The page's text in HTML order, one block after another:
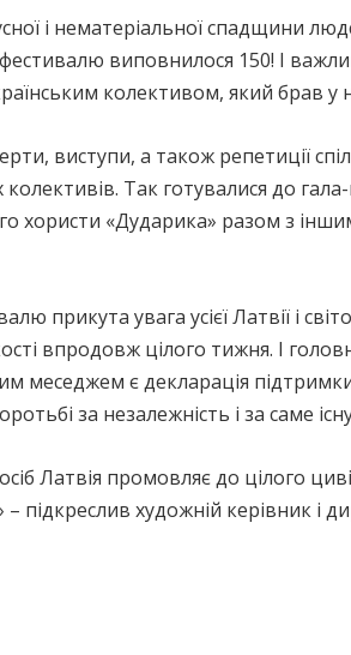
і нематеріальної спадщини
фестивалю виповнилося 150! І
колективом, який брав у
виступи, а також репетиції
Так готувалися до
хористи «Дударика» разом з
прикута увага усієї Латвії і
впродовж цілого тижня. І
меседжем є декларація
за незалежність і за саме
Латвія промовляє до цілого
– підкреслив художній керівник і